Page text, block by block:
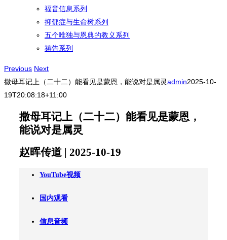
福音信息系列
抑郁症与生命树系列
五个唯独与恩典的教义系列
祷告系列
Previous Next
撒母耳记上（二十二）能看见是蒙恩，能说对是属灵admin2025-10-
19T20:08:18+11:00
撒母耳记上（二十二）能看见是蒙恩，
能说对是属灵
赵晖传道 | 2025-10-19
YouTube视频
国内观看
信息音频